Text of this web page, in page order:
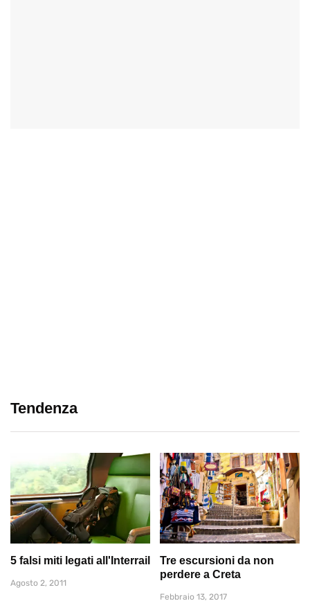
Tendenza
5 falsi miti legati all'Interrail
Agosto 2, 2011
Tre escursioni da non
perdere a Creta
Febbraio 13, 2017